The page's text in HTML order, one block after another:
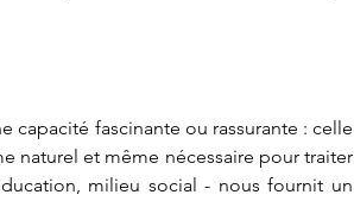
capacité fascinante ou rassurante : celle
naturel et même nécessaire pour traiter
milieu social - nous fournit un